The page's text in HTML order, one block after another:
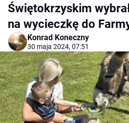
Świętokrzyskim
na wycieczkę do
Konrad Koneczny
30 maja 2024, 07:51